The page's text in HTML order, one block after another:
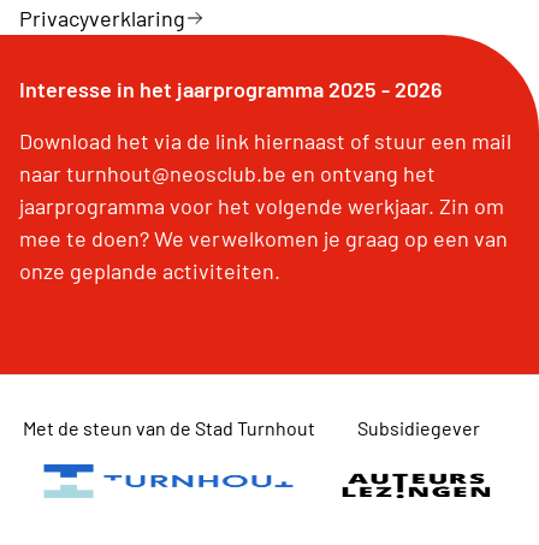
Privacyverklaring
Interesse in het jaarprogramma 2025 - 2026
Download het via de link hiernaast of stuur een mail
naar turnhout@neosclub.be en ontvang het
jaarprogramma voor het volgende werkjaar. Zin om
mee te doen? We verwelkomen je graag op een van
onze geplande activiteiten.
Met de steun van de Stad Turnhout Subsidiegever